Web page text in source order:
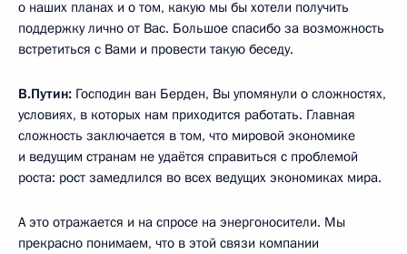
о наших планах и о том, какую мы бы хотели получить
поддержку лично от Вас. Большое спасибо за возможность
встретиться с Вами и провести такую беседу.
В.Путин: Господин ван Берден, Вы упомянули о сложностях,
условиях, в которых нам приходится работать. Главная
сложность заключается в том, что мировой экономике
и ведущим странам не удаётся справиться с проблемой
роста: рост замедлился во всех ведущих экономиках мира.
А это отражается и на спросе на энергоносители. Мы
прекрасно понимаем, что в этой связи компании